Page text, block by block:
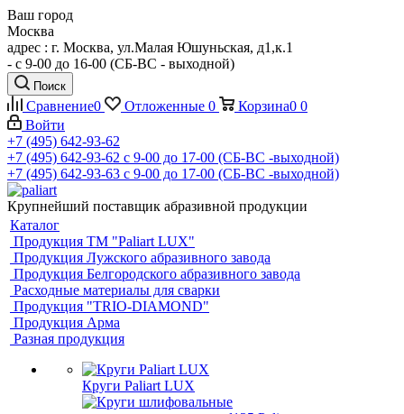
Ваш город
Москва
адрес : г. Москва, ул.Малая Юшуньская, д1,к.1
- c 9-00 до 16-00 (СБ-ВС - выходной)
Поиск
Сравнение0 Отложенные 0 Корзина0 0
Войти
+7 (495) 642-93-62
+7 (495) 642-93-62 c 9-00 до 17-00 (СБ-ВС -выходной)
+7 (495) 642-93-63 c 9-00 до 17-00 (СБ-ВС -выходной)
Крупнейший поставщик абразивной продукции
Каталог
Продукция ТМ "Paliart LUX"
Продукция Лужского абразивного завода
Продукция Белгородского абразивного завода
Расходные материалы для сварки
Продукция "TRIO-DIAMOND"
Продукция Арма
Разная продукция
Круги Paliart LUX